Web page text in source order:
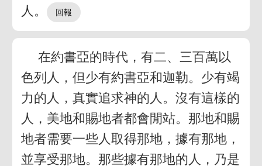
人。
在約書亞的時代，有二、三百萬以
色列人，但少有約書亞和迦勒。少有竭
力的人，真實追求神的人。沒有這樣的
人，美地和賜地者都會閒站。那地和賜
地者需要一些人取得那地，據有那地，
並享受那地。那些據有那地的人，乃是